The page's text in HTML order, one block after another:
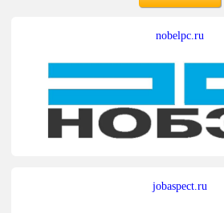
nobelpc.ru
jobaspect.ru